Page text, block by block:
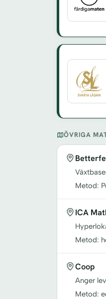
ÖVRIGA
Metod:
ICA
Metod:
Coop
Anger
Metod: